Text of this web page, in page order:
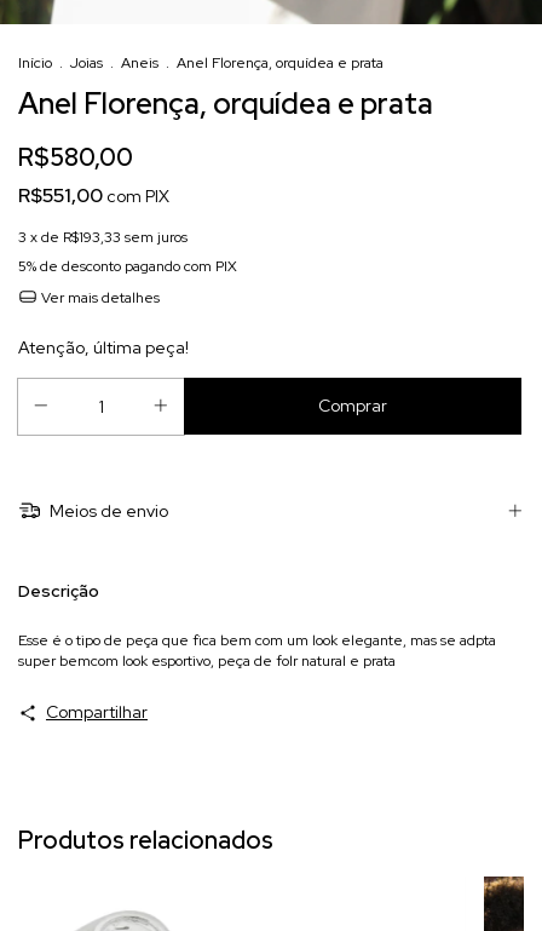
Início . Joias . Aneis . Anel Florença, orquídea e prata
Anel Florença, orquídea e prata
R$580,00
R$551,00 com PIX
3 x de R$193,33 sem juros
5% de desconto pagando com PIX
Ver mais detalhes
Atenção, última peça!
Meios de envio
Descrição
Esse é o tipo de peça que fica bem com um look elegante, mas se adpta
super bemcom look esportivo, peça de folr natural e prata
Compartilhar
Produtos relacionados